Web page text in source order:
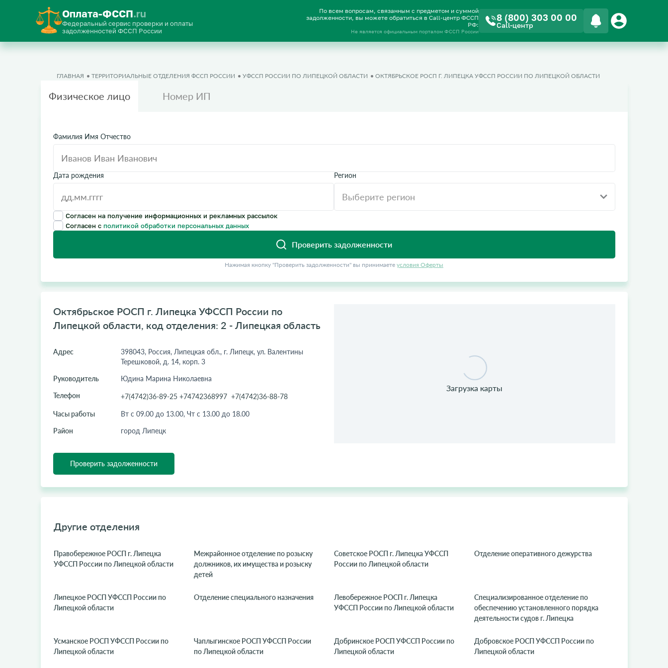
Оплата-ФССП.ru
Федеральный сервис проверки и оплаты
задолженностей ФССП России
По всем вопросам, связанным с предметом и суммой
задолженности, вы можете обратиться в Call-центр ФССП
РФ:
Не является официальным порталом ФССП России
8 (800) 303 00 00
Call-центр
ГЛАВНАЯ ТЕРРИТОРИАЛЬНЫЕ ОТДЕЛЕНИЯ ФССП РОССИИ УФССП РОССИИ ПО ЛИПЕЦКОЙ ОБЛАСТИ ОКТЯБРЬСКОЕ РОСП Г. ЛИПЕЦКА УФССП РОССИИ ПО ЛИПЕЦКОЙ ОБЛАСТИ
Физическое лицо Номер ИП
Фамилия Имя Отчество
Дата рождения Регион
Согласен на получение информационных и рекламных рассылок
Согласен с политикой обработки персональных данных
Проверить задолженности
Нажимая кнопку "Проверить задолженности" вы принимаете условия Оферты
Октябрьское РОСП г. Липецка УФССП России по
Липецкой области, код отделения: 2 - Липецкая область
Адрес
398043, Россия, Липецкая обл., г. Липецк, ул. Валентины
Терешковой, д. 14, корп. 3
Руководитель
Юдина Марина Николаевна
Телефон
+7(4742)36-89-25 +74742368997 +7(4742)36-88-78
Часы работы
Вт с 09.00 до 13.00, Чт с 13.00 до 18.00
Район
город Липецк
Проверить задолженности
Другие отделения
Правобережное РОСП г. Липецка
УФССП России по Липецкой области
Межрайонное отделение по розыску
должников, их имущества и розыску
детей
Советское РОСП г. Липецка УФССП
России по Липецкой области
Отделение оперативного дежурства
Липецкое РОСП УФССП России по
Липецкой области
Отделение специального назначения
Левобережное РОСП г. Липецка
УФССП России по Липецкой области
Специализированное отделение по
обеспечению установленного порядка
деятельности судов г. Липецка
Усманское РОСП УФССП России по
Липецкой области
Чаплыгинское РОСП УФССП России
по Липецкой области
Добринское РОСП УФССП России по
Липецкой области
Добровское РОСП УФССП России по
Липецкой области